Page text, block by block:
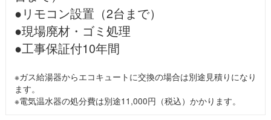
●リモコン設置（2台まで）
●現場廃材・ゴミ処理
●工事保証付10年間
※ガス給湯器からエコキュートに交換の場合は別途見積りになり
ます。
※電気温水器の処分費は別途11,000円（税込）かかります。